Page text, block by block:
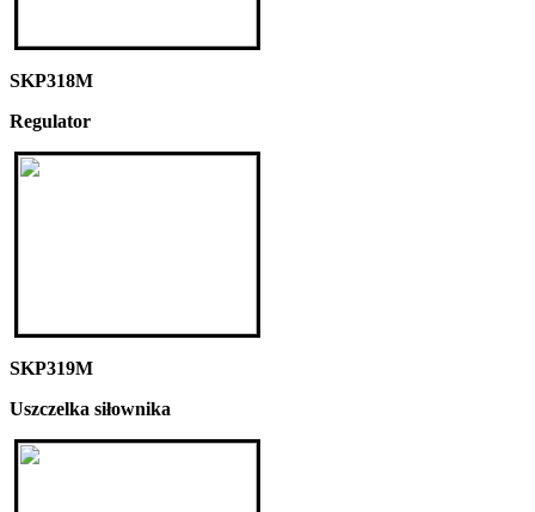
SKP318M
Regulator
SKP319M
Uszczelka siłownika